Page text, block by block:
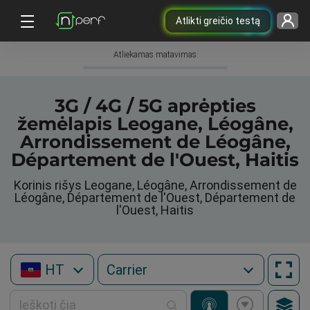
Atlikti greičio testą
Atliekamas matavimas
3G / 4G / 5G aprėpties
žemėlapis Leogane, Léogâne,
Arrondissement de Léogâne,
Département de l'Ouest, Haitis
Korinis rišys Leogane, Léogâne, Arrondissement de
Léogâne, Département de l'Ouest, Département de
l'Ouest, Haitis
HT